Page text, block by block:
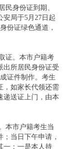
民身份证到期、
局于5月27日起
份证绿色通道，
证。本市户籍考
出所居民身份证受
证件制作。考生
，如家长代领还需
递送证上门，由本
本市户籍考生当
当日下午申请，
一：一是本人持